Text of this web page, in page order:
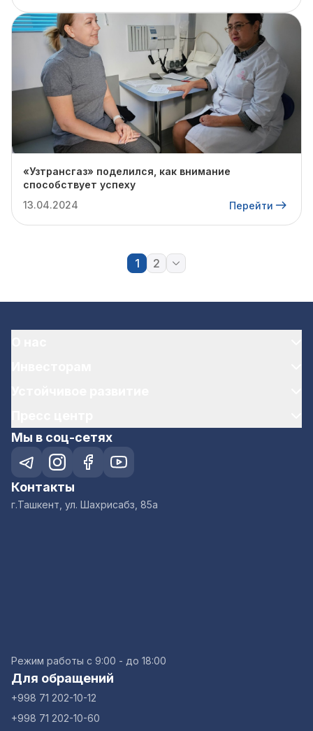
«Узтрансгаз» поделился, как внимание
способствует успеху
13.04.2024
Перейти
1 2
Мы в соц-сетях
Контакты
г.Ташкент, ул. Шахрисабз, 85а
Режим работы с 9:00 - до 18:00
Для обращений
+998 71 202-10-12
+998 71 202-10-60